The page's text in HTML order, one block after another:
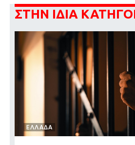
ΣΤΗΝ ΙΔΙΑ
ΕΛΛΑΔΑ